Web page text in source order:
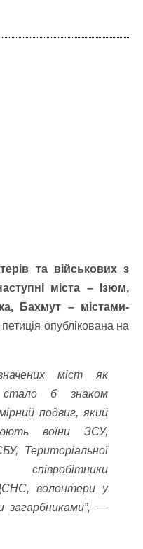
та військових з
міста – Ізюм,
Бахмут – містами-
опублікована на
міст як
стало б знаком
подвиг, який
воїни ЗСУ,
Територіальної
ДСНС, волонтери у
загарбниками”, —